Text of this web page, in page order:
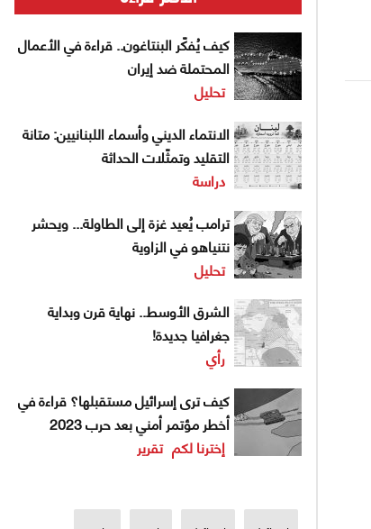
كيف يُفكّر البنتاغون.. قراءة في الأعمال
المحتملة ضد إيران
تحليل
الانتماء الديني وأسماء اللبنانيين: متانة
التقليد وتمثّلات الحداثة
دراسة
ترامب يُعيد غزة إلى الطاولة... ويحشر
نتنياهو في الزاوية
تحليل
الشرق الأوسط.. نهاية قرن وبداية
جغرافيا جديدة!
رأي
كيف ترى إسرائيل مستقبلها؟ قراءة في
أخطر مؤتمر أمني بعد حرب 2023
إخترنا لكم تقرير